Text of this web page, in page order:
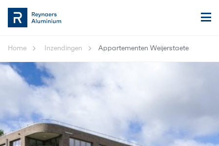
Home Inzendingen Appartementen Weijerstaete